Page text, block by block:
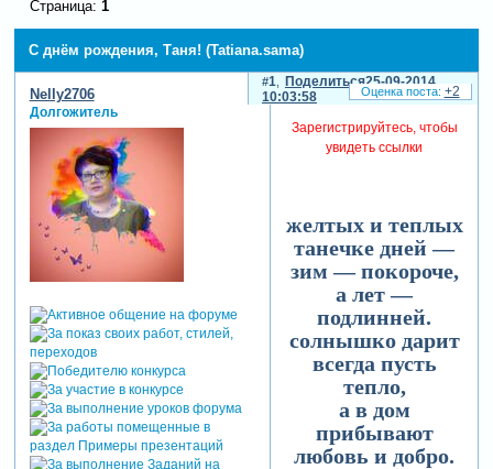
С днём рождения, Таня! (Tatiana.sama)
Страница: 1
Поделиться
1
25-09-2014
10:03:58
Nelly2706
Долгожитель
Зарегистрируйтесь, чтобы
увидеть ссылки
желтых и теплых
танечке дней —
зим — покороче,
а лет —
подлинней.
солнышко дарит
всегда пусть
тепло,
а в дом
прибывают
любовь и добро.
+2